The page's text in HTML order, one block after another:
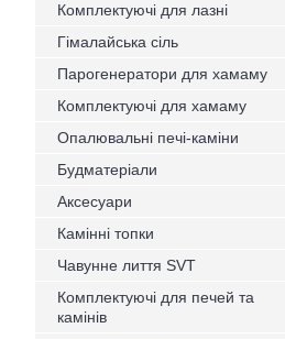
Комплектуючі для лазні
Гімалайська сіль
Парогенератори для хамаму
Комплектуючі для хамаму
Опалювальні печі-каміни
Будматеріали
Аксесуари
Камінні топки
Чавунне лиття SVT
Комплектуючі для печей та
камінів